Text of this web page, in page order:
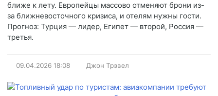
ближе к лету. Европейцы массово отменяют брони из-
за ближневосточного кризиса, и отелям нужны гости.
Прогноз: Турция — лидер, Египет — второй, Россия —
третья.
09.04.2026 18:08 Джон Трэвел